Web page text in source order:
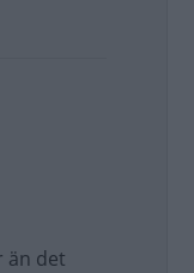
än det